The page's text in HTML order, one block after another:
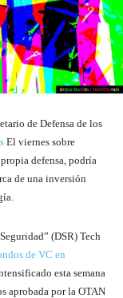
de Defensa de los
El viernes sobre
defensa, podría
de una inversión
(DSR) Tech
de VC en
esta semana
aprobada por la OTAN